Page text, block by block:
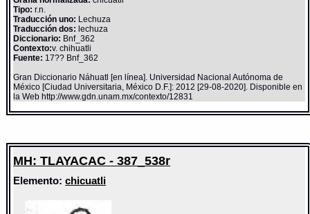
Tipo: r.n.
Traducción uno: Lechuza
Traducción dos: lechuza
Diccionario: Bnf_362
Contexto:v. chihuatli
Fuente: 17?? Bnf_362
Gran Diccionario Náhuatl [en línea]. Universidad Nacional Autónoma de
México [Ciudad Universitaria, México D.F.]: 2012 [29-08-2020]. Disponible en
la Web http://www.gdn.unam.mx/contexto/12831
MH: TLAYACAC - 387_538r
Elemento:chicuatli